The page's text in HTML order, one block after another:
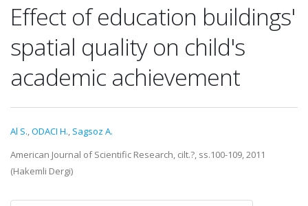
Effect of education buildings'
spatial quality on child's
academic achievement
Al S.,ODACI H., Sagsoz A.
American Journal of Scientific Research, cilt.?, ss.100-109, 2011
(Hakemli Dergi)